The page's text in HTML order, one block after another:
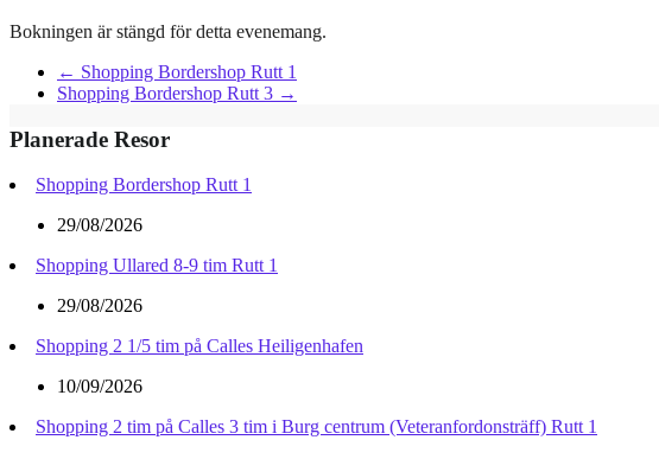
Bokningen är stängd för detta evenemang.
← Shopping Bordershop Rutt 1
Shopping Bordershop Rutt 3 →
Planerade Resor
Shopping Bordershop Rutt 1
29/08/2026
Shopping Ullared 8-9 tim Rutt 1
29/08/2026
Shopping 2 1/5 tim på Calles Heiligenhafen
10/09/2026
Shopping 2 tim på Calles 3 tim i Burg centrum (Veteranfordonsträff) Rutt 1